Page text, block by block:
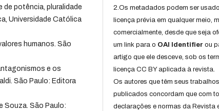
de potência, pluralidade
Universidade Católica
humanos. São
e os
São Paulo: Editora
Souza. São Paulo:
2.Os metadados podem ser
licença prévia em qualquer meio,
comercialmente, desde que seja
um link para o OAI Identifier ou
artigo que ele desceve, sob os
licença CC BY aplicada à revista.
Os autores que têm seus trabalhos
publicados concordam que com
declarações e normas da Revista